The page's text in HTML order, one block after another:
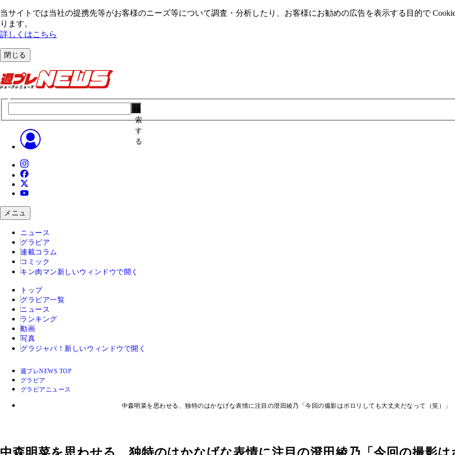
当サイトでは当社の提携先等がお客様のニーズ等について調査・分析したり、お客様にお勧めの広告を表⽰する⽬的で
ります。
詳しくはこちら
閉じる
索
す
る
メニュ
ニュース
グラビア
連載コラム
コミック
キン肉マン 新しいウィンドウで開く
トップ
グラビア一覧
ニュース
ランキング
動画
写真
グラジャパ！ 新しいウィンドウで開く
週プレNEWS TOP
グラビア
グラビアニュース
中森明菜を思わせる、独特のはかなげな表情に注目の澄田綾乃「今回の撮影はポロリしても大丈夫だなって（笑）」
中森明菜を思わせる、独特のはかなげな表情に注目の澄田綾乃「今回の撮影は